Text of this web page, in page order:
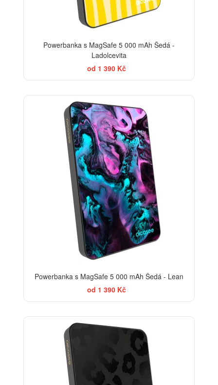
Powerbanka s MagSafe 5 000 mAh Šedá -
Ladolcevita
od 1 390 Kč
Powerbanka s MagSafe 5 000 mAh Šedá - Lean
od 1 390 Kč